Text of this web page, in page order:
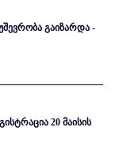
გაიზარდა -
20 მაისის